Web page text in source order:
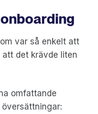
var så enkelt att
att det krävde liten
omfattande